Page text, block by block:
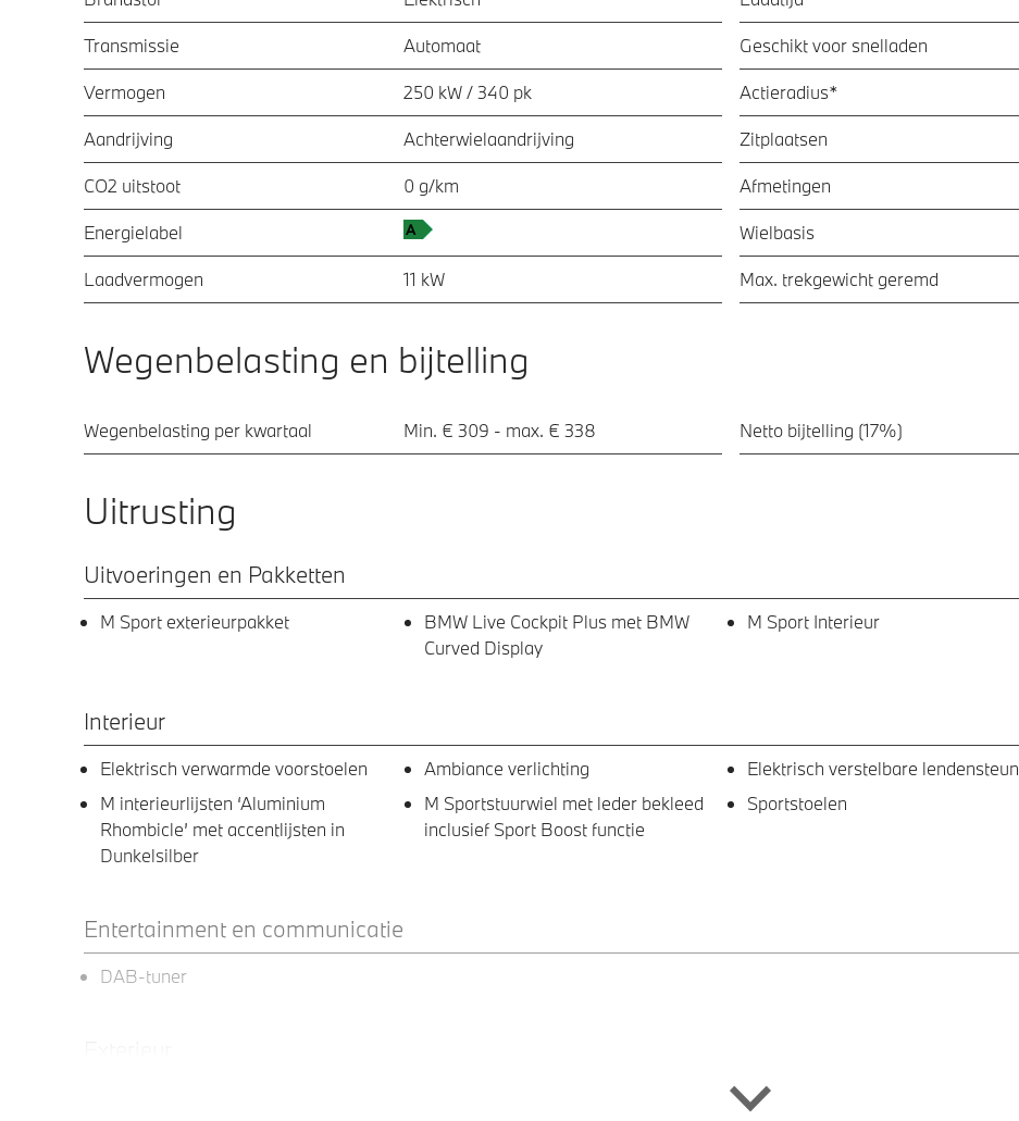
Transmissie Automaat
Vermogen 250 kW / 340 pk
Aandrijving Achterwielaandrijving
CO2 uitstoot 0 g/km
Energielabel
Laadvermogen 11 kW
Geschikt voor snelladen
Actieradius*
Zitplaatsen
Afmetingen
Wielbasis
Max. trekgewicht geremd
Wegenbelasting en bijtelling
Wegenbelasting per kwartaal Min. € 309 - max. € 338 Netto bijtelling (17%)
Uitrusting
Uitvoeringen en Pakketten
M Sport exterieurpakket
BMW Live Cockpit Plus met BMW
Curved Display
M Sport Interieur
Interieur
Elektrisch verwarmde voorstoelen Ambiance verlichting Elektrisch verstelbare lendensteun
M interieurlijsten ‘Aluminium
Rhombicle’ met accentlijsten in
Dunkelsilber
M Sportstuurwiel met leder bekleed
inclusief Sport Boost functie
Sportstoelen
Entertainment en communicatie
DAB-tuner
Adaptieve LED koplampen